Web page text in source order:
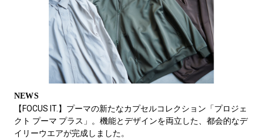
NEWS
【FOCUS IT.】プーマの新たなカプセルコレクション「プロジェ
クト プーマ プラス」。機能とデザインを両立した、都会的なデ
イリーウエアが完成しました。